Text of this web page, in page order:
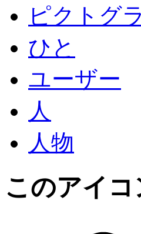
ピクトグ
ひと
ユーザー
人
人物
このアイコ